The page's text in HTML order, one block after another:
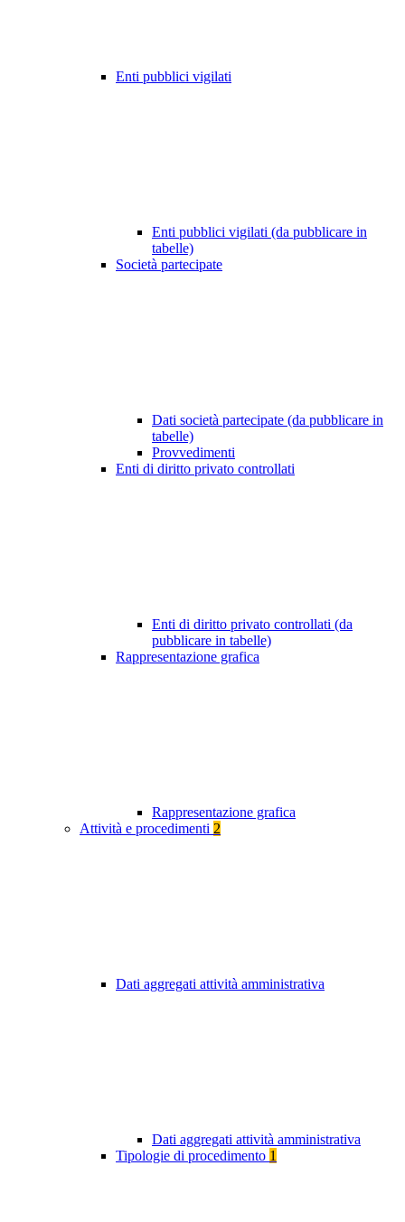
Enti pubblici vigilati
Enti pubblici vigilati (da pubblicare in
tabelle)
Società partecipate
Dati società partecipate (da pubblicare in
tabelle)
Provvedimenti
Enti di diritto privato controllati
Enti di diritto privato controllati (da
pubblicare in tabelle)
Rappresentazione grafica
Rappresentazione grafica
Attività e procedimenti 2
Dati aggregati attività amministrativa
Dati aggregati attività amministrativa
Tipologie di procedimento 1